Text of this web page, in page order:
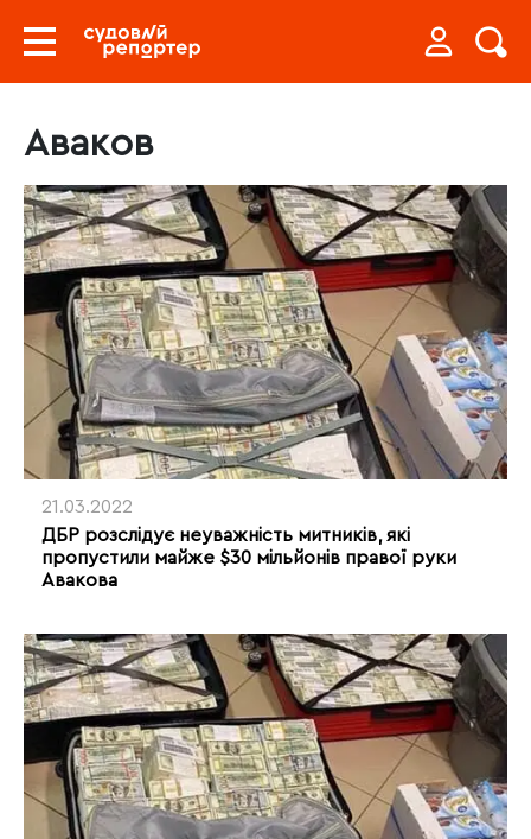
Аваков
21.03.2022
ДБР розслідує неуважність митників, які
пропустили майже $30 мільйонів правої руки
Авакова